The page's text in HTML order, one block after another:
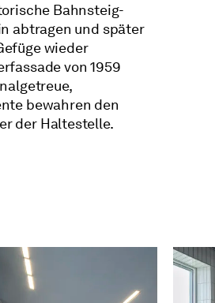
Bahnsteig-
abtragen und später
wieder
von 1959
bewahren den
der Haltestelle.